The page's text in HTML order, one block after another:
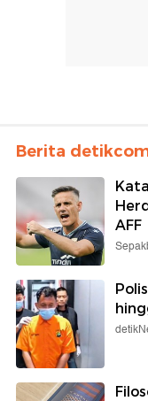
Berita
AFF